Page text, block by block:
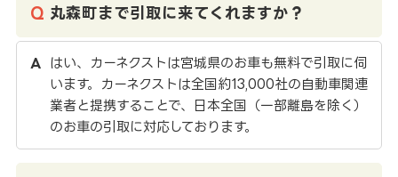
丸森町まで引取に来てくれますか？
はい、カーネクストは宮城県のお車も無料で引取に伺
います。カーネクストは全国約13,000社の自動車関連
業者と提携することで、日本全国（一部離島を除く）
のお車の引取に対応しております。